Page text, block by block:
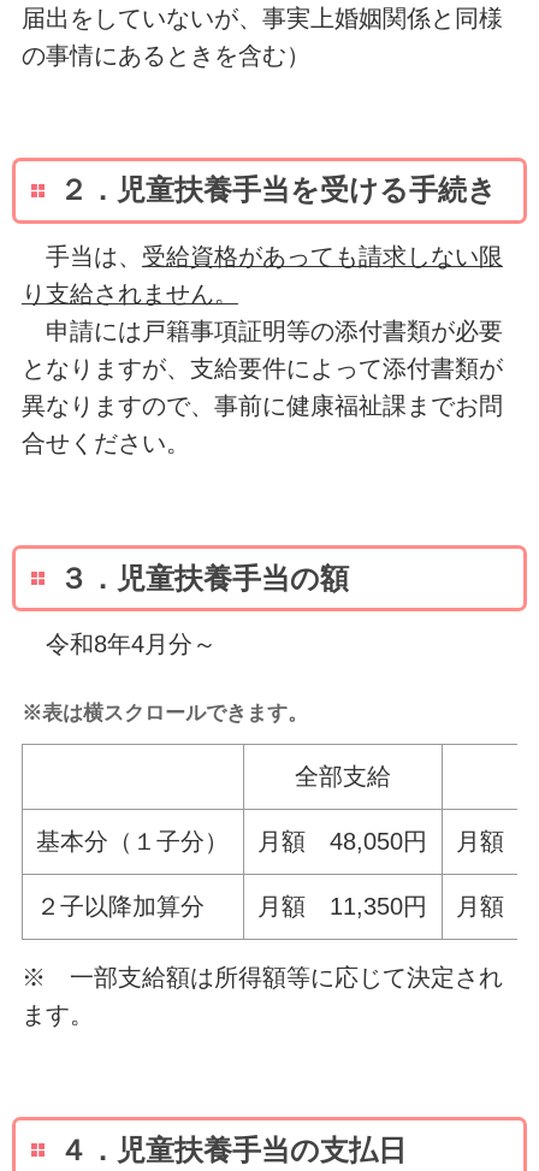
届出をしていないが、事実上婚姻関係と同様
の事情にあるときを含む）
２．児童扶養手当を受ける手続き
手当は、 受給資格があっても請求しない限
り支給されません。
申請には戸籍事項証明等の添付書類が必要
となりますが、支給要件によって添付書類が
異なりますので、事前に健康福祉課までお問
合せください。
３．児童扶養手当の額
令和8年4月分～
※表は横スクロールできます。
全部支給
基本分（１子分） 月額 48,050円 月額
２子以降加算分 月額 11,350円 月額
※ 一部支給額は所得額等に応じて決定され
ます。
４．児童扶養手当の支払日